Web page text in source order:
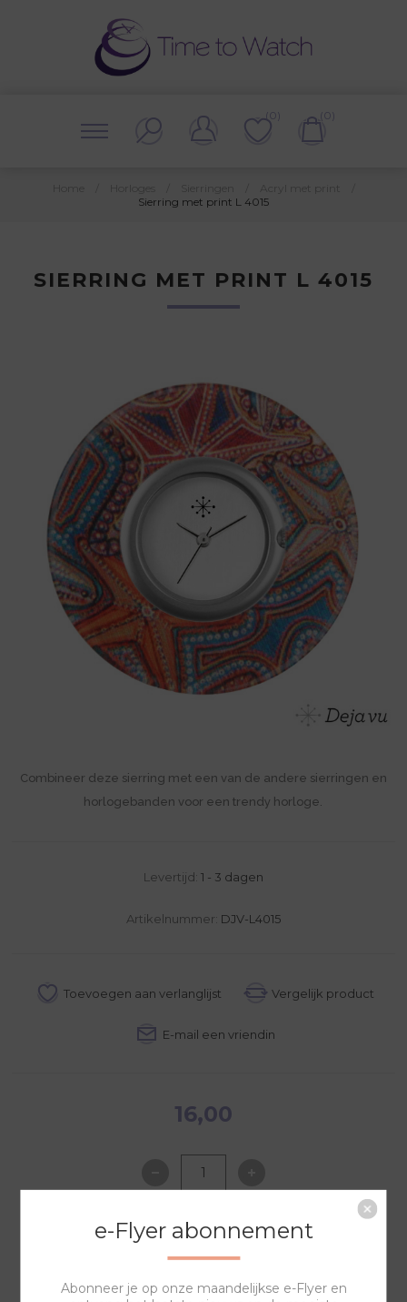
(0) (0)
Sierring met print L 4015
SIERRING MET PRINT L 4015
Combineer deze sierring met een van de andere sierringen en
horlogebanden voor een trendy horloge.
Levertijd: 1 - 3 dagen
Artikelnummer: DJV-L4015
16,00
NAAR WINKELWAGEN
e-Flyer abonnement
Abonneer je op onze maandelijkse e-Flyer en